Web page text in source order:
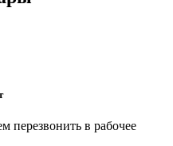
перезвонить в рабочее